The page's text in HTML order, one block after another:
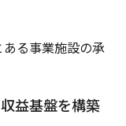
る事業施設の承
益基盤を構築